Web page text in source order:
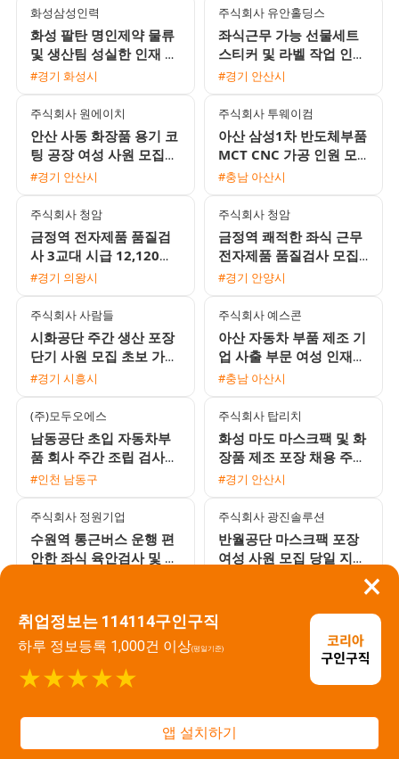
×
취업정보는 114114구인구직
하루 정보등록 1,000건 이상(평일기준)
★★★★★
앱 설치하기
화성삼성인력
화성 팔탄 명인제약 물류
및 생산팀 성실한 인재 모
집 복학 전 알바 가능
#경기 화성시
주식회사 유안홀딩스
좌식근무 가능 선물세트
스티커 및 라벨 작업 인원
모집
#경기 안산시
주식회사 원에이치
안산 사동 화장품 용기 코
팅 공장 여성 사원 모집
일당 및 주급 지급 가능
#경기 안산시
주식회사 투웨이컴
아산 삼성1차 반도체부품
MCT CNC 가공 인원 모
집 무료 기숙사 제공 및
#충남 아산시
주식회사 청암
금정역 전자제품 품질검
사 3교대 시급 12,120원
월 350만원에서 380만원
#경기 의왕시
주식회사 청암
금정역 쾌적한 좌식 근무
전자제품 품질검사 모집
시급 12120원 월 350만
#경기 안양시
주식회사 사람들
시화공단 주간 생산 포장
단기 사원 모집 초보 가능
통근버스 운행
#경기 시흥시
주식회사 예스콘
아산 자동차 부품 제조 기
업 사출 부문 여성 인재
채용 (월 330만 원 이상)
#충남 아산시
(주)모두오에스
남동공단 초입 자동차부
품 회사 주간 조립 검사
도장 채용
#인천 남동구
주식회사 탑리치
화성 마도 마스크팩 및 화
장품 제조 포장 채용 주5
일 주간고정 잔업없음 통
#경기 안산시
주식회사 정원기업
수원역 통근버스 운행 편
안한 좌식 육안검사 및 포
주식회사 광진솔루션
반월공단 마스크팩 포장
여성 사원 모집 당일 지급
소망직업소개소
기업형 소망소개소 직업
상담사 모집 재택 프리랜
서 가능
#경기 군포시
주식회사 에이스워크
대기업 FPCB 제조 생산직
채용 초보자 환영 3조 2교
대 및 통근버스 운행
서광시스템 주식회사
[시화MTV] 자동차 시트
에이치커넥트
반월공단 FPCB 제조 3조